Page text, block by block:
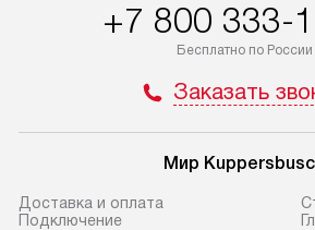
+7 800 333-
Бесплатно по России
Заказать
Мир
Доставка и оплата
Подключение